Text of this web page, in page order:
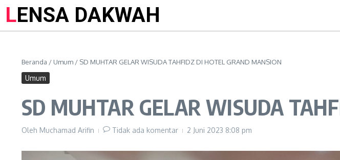
LENSA DAKWAH
Beranda / Umum / SD MUHTAR GELAR WISUDA TAHFIDZ DI HOTEL GRAND MANSION
Umum
SD MUHTAR GELAR WISUDA
Oleh Muchamad Arifin Tidak ada komentar 2 Juni 2023 8:08 pm